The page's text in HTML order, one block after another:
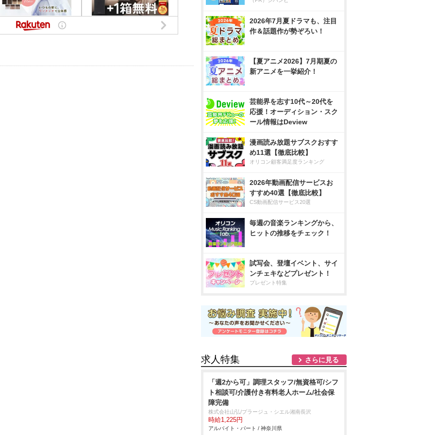
2026年7月夏ドラマも、注目
作＆話題作が勢ぞろい！
【夏アニメ2026】7月期夏の
新アニメを一挙紹介！
芸能界を志す10代～20代を
応援！オーディション・スク
ール情報はDeview
漫画読み放題サブスクおすす
め11選【徹底比較】
オリコン顧客満足度ランキング
2026年動画配信サービスお
すすめ40選【徹底比較】
CS動画配信サービス20選
毎週の音楽ランキングから、
ヒットの推移をチェック！
試写会、登壇イベント、サイ
ンチェキなどプレゼント！
プレゼント特集
求人特集 さらに見る
「週2から可」調理スタッフ/無資格可/シフ
ト相談可/介護付き有料老人ホーム/社会保
障完備
株式会社山弘/プラージュ・シエル湘南長沢
時給1,225円
アルバイト・パート / 神奈川県